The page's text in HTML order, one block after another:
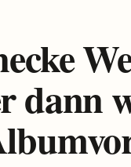
dann